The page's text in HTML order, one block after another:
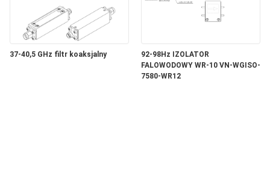
37-40,5 GHz filtr koaksjalny
92-98Hz IZOLATOR
FALOWODOWY WR-10 VN-WGISO-
7580-WR12